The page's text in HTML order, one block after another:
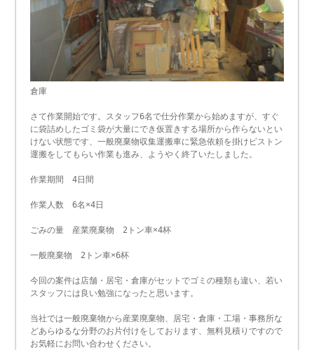
倉庫
さて作業開始です。スタッフ6名で仕分作業から始めますが、すぐ
に袋詰めしたゴミ袋が大量にでき仮置きする場所から作らないとい
けない状態です、一般廃棄物収集運搬車に緊急依頼を掛けピストン
運搬をしてもらい作業も進み、ようやく終了いたしました。
作業期間 4日間
作業人数 6名×4日
ごみの量 産業廃棄物 2トン車×4杯
一般廃棄物 2トン車×6杯
今回の案件は店舗・居宅・倉庫がセットでゴミの種類も違い、若い
スタッフには良い勉強になったと思います。
当社では一般廃棄物から産業廃棄物、居宅・倉庫・工場・事務所な
どあらゆるな分野のお片付けをしております、無料見積りですので
お気軽にお問い合わせください。